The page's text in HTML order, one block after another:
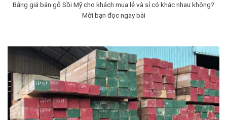
Bảng giá bán gỗ Sồi Mỹ cho khách mua lẻ và sỉ có khác nhau không?
Mời bạn đọc ngay bài